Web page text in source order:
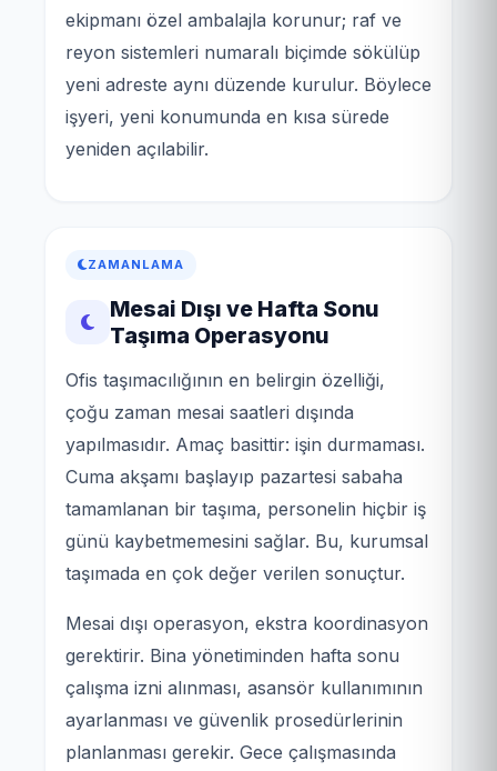
ekipmanı özel ambalajla korunur; raf ve
reyon sistemleri numaralı biçimde sökülüp
yeni adreste aynı düzende kurulur. Böylece
işyeri, yeni konumunda en kısa sürede
yeniden açılabilir.
ZAMANLAMA
Mesai Dışı ve Hafta Sonu
Taşıma Operasyonu
Ofis taşımacılığının en belirgin özelliği,
çoğu zaman mesai saatleri dışında
yapılmasıdır. Amaç basittir: işin durmaması.
Cuma akşamı başlayıp pazartesi sabaha
tamamlanan bir taşıma, personelin hiçbir iş
günü kaybetmemesini sağlar. Bu, kurumsal
taşımada en çok değer verilen sonuçtur.
Mesai dışı operasyon, ekstra koordinasyon
gerektirir. Bina yönetiminden hafta sonu
çalışma izni alınması, asansör kullanımının
ayarlanması ve güvenlik prosedürlerinin
planlanması gerekir. Gece çalışmasında